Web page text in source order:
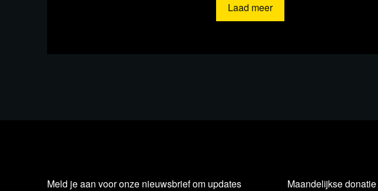
Laad meer
Meld je aan voor onze nieuwsbrief om updates
Maandelijkse donatie